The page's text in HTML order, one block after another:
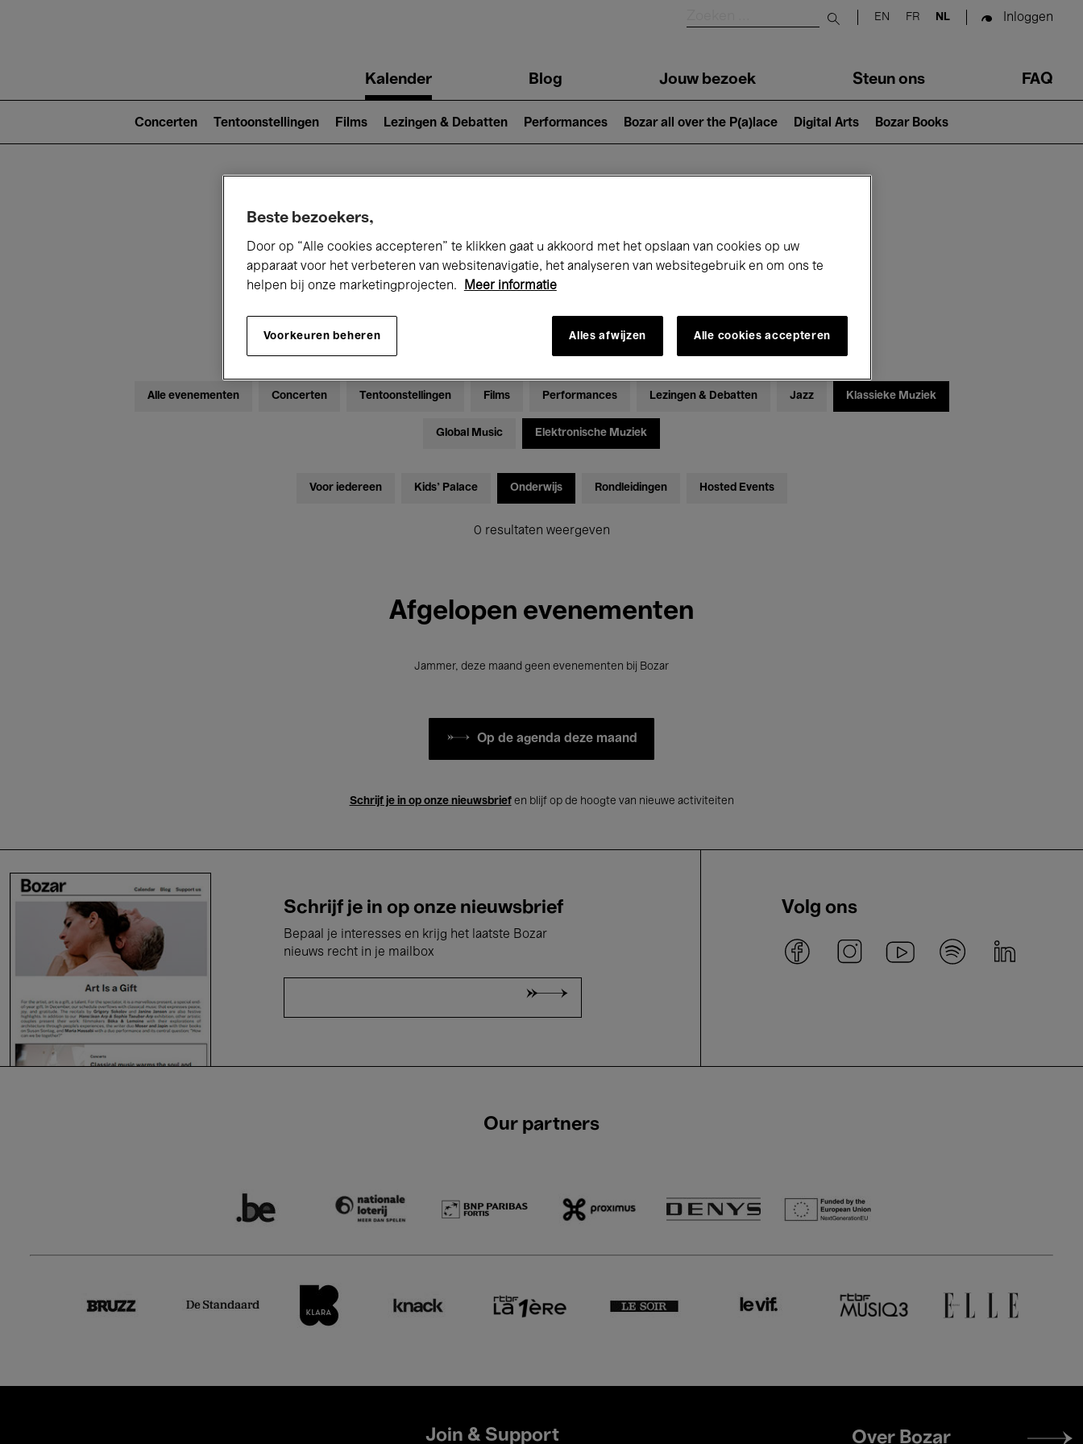
Submit search
EN FR NL Inloggen
navigationKalender Blog Jouw bezoek Steun ons FAQ
2)
Concerten Tentoonstellingen Films Lezingen & Debatten Performances Bozar all over the P(a)lace Digital Arts Bozar Books
Alle evenementen Concerten Tentoonstellingen Films Performances Lezingen & Debatten Jazz Klassieke Muziek
Global Music Elektronische Muziek
Voor iedereen Kids’ Palace Onderwijs Rondleidingen Hosted Events
0 resultaten weergeven
Afgelopen evenementen
Jammer, deze maand geen evenementen bij Bozar
Op de agenda deze maand
Schrijf je in op onze nieuwsbriefen blijf op de hoogte van nieuwe activiteiten
Schrijf je in op onze nieuwsbrief
Bepaal je interesses en krijg het laatste Bozar
nieuws recht in je mailbox
Volg ons
Our partners
Join & Support
Footer
Over Bozar
Beste bezoekers,
Door op “Alle cookies accepteren” te klikken gaat u akkoord met het opslaan van cookies op uw
apparaat voor het verbeteren van websitenavigatie, het analyseren van websitegebruik en om ons te
helpen bij onze marketingprojecten.
Meer informatie
Voorkeuren beheren Alles afwijzen Alle cookies accepteren